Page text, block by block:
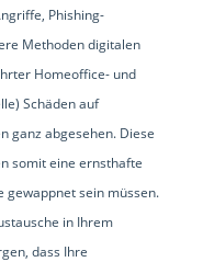
Phishing-
Methoden digitalen
Homeoffice- und
Schäden auf
ganz abgesehen. Diese
somit eine ernsthafte
gewappnet sein müssen.
in Ihrem
dass Ihre